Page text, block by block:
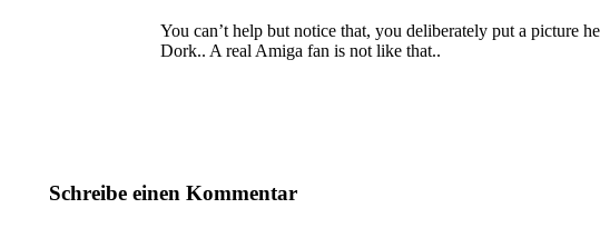
You can’t help but notice that, you deliberately put a picture
Dork.. A real Amiga fan is not like that..
Schreibe einen Kommentar